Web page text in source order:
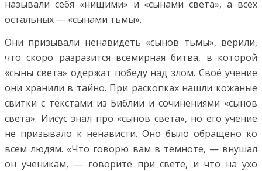
называли себя «нищими» и «сынами света», а всех
остальных — «сынами тьмы».
Они призывали ненавидеть «сынов тьмы», верили,
что скоро разразится всемирная битва, в которой
«сыны света» одержат победу над злом. Своё учение
они хранили в тайно. При раскопках нашли кожаные
свитки с текстами из Библии и сочинениями «сынов
света». Иисус знал про «сынов света», но его учение
не призывало к ненависти. Оно было обращено ко
всем людям. «Что говорю вам в темноте, — внушал
он ученикам, — говорите при свете, и что на ухо